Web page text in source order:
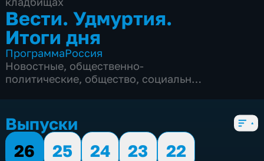
Вести. Удмуртия.
Итоги дня
ПрограммаРоссия
Новостные, общественно-
политические, общество, социально-
Выпуски
26
25 24 23
22